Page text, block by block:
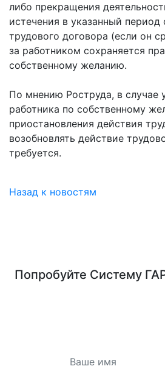
либо прекращения
истечения в указанный период
трудового договора (если он
за работником сохраняется
собственному желанию.
По мнению Роструда, в случае
работника по собственному
приостановления действия
возобновлять действие
требуется.
Назад к новостям
Попробуйте Систему